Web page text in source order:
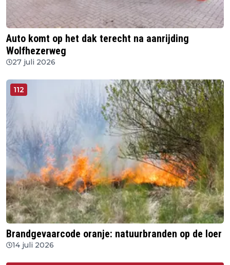
Auto komt op het dak terecht na aanrijding
Wolfhezerweg
27 juli 2026
112
Brandgevaarcode oranje: natuurbranden op de loer
14 juli 2026